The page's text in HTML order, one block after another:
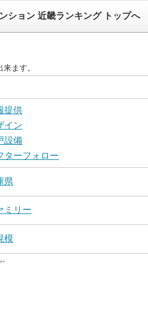
ション 近畿ランキング トップへ
ます。
提供
イン
設備
ターフォロー
県
ミリー
模